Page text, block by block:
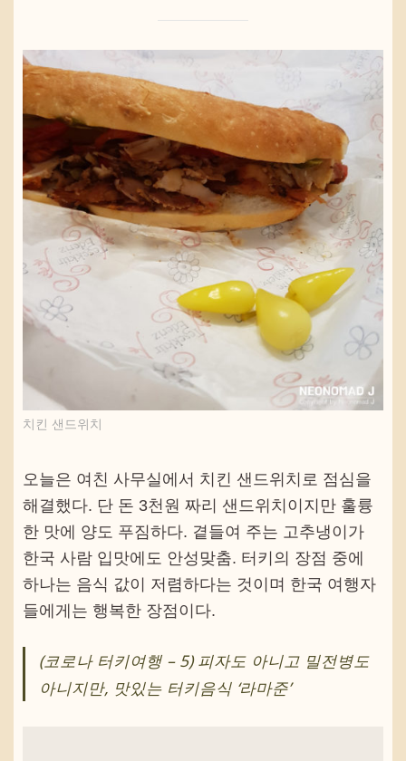
치킨 샌드위치
오늘은 여친 사무실에서 치킨 샌드위치로 점심을
해결했다. 단 돈 3천원 짜리 샌드위치이지만 훌륭
한 맛에 양도 푸짐하다. 곁들여 주는 고추냉이가
한국 사람 입맛에도 안성맞춤. 터키의 장점 중에
하나는 음식 값이 저렴하다는 것이며 한국 여행자
들에게는 행복한 장점이다.
(코로나 터키여행 – 5) 피자도 아니고 밀전병도
아니지만, 맛있는 터키음식 ‘라마준’